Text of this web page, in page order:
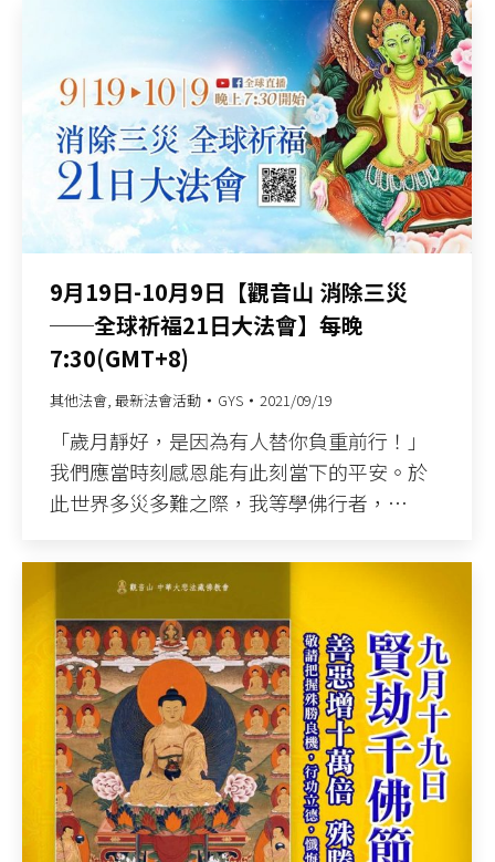
9月19日-10月9日【觀音山 消除三災
──全球祈福21日大法會】每晚
7:30(GMT+8)
其他法會, 最新法會活動 GYS 2021/09/19
「歲月靜好，是因為有人替你負重前行！」
我們應當時刻感恩能有此刻當下的平安。於
此世界多災多難之際，我等學佛行者，…